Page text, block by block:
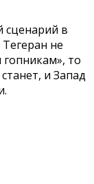
сценарий в
не
то
и Запад